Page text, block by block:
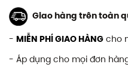
Giao hàng trên toàn
- MIỄN PHÍ GIAO HÀNG cho
- Áp dụng cho mọi đơn